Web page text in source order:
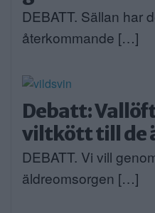
DEBATT. Sällan har
återkommande […]
Debatt:
viltkött till de
DEBATT. Vi vill
äldreomsorgen […]